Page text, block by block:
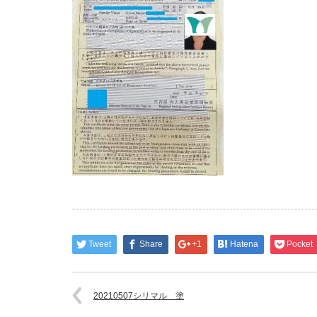
Tweet Share +1 Hatena Pocket
20210507シリマル 塗